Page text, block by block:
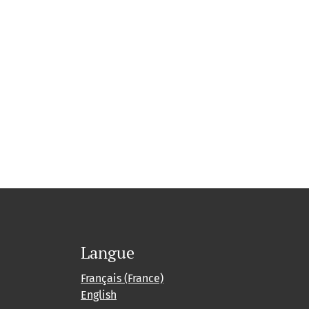
Langue
Français (France)
English